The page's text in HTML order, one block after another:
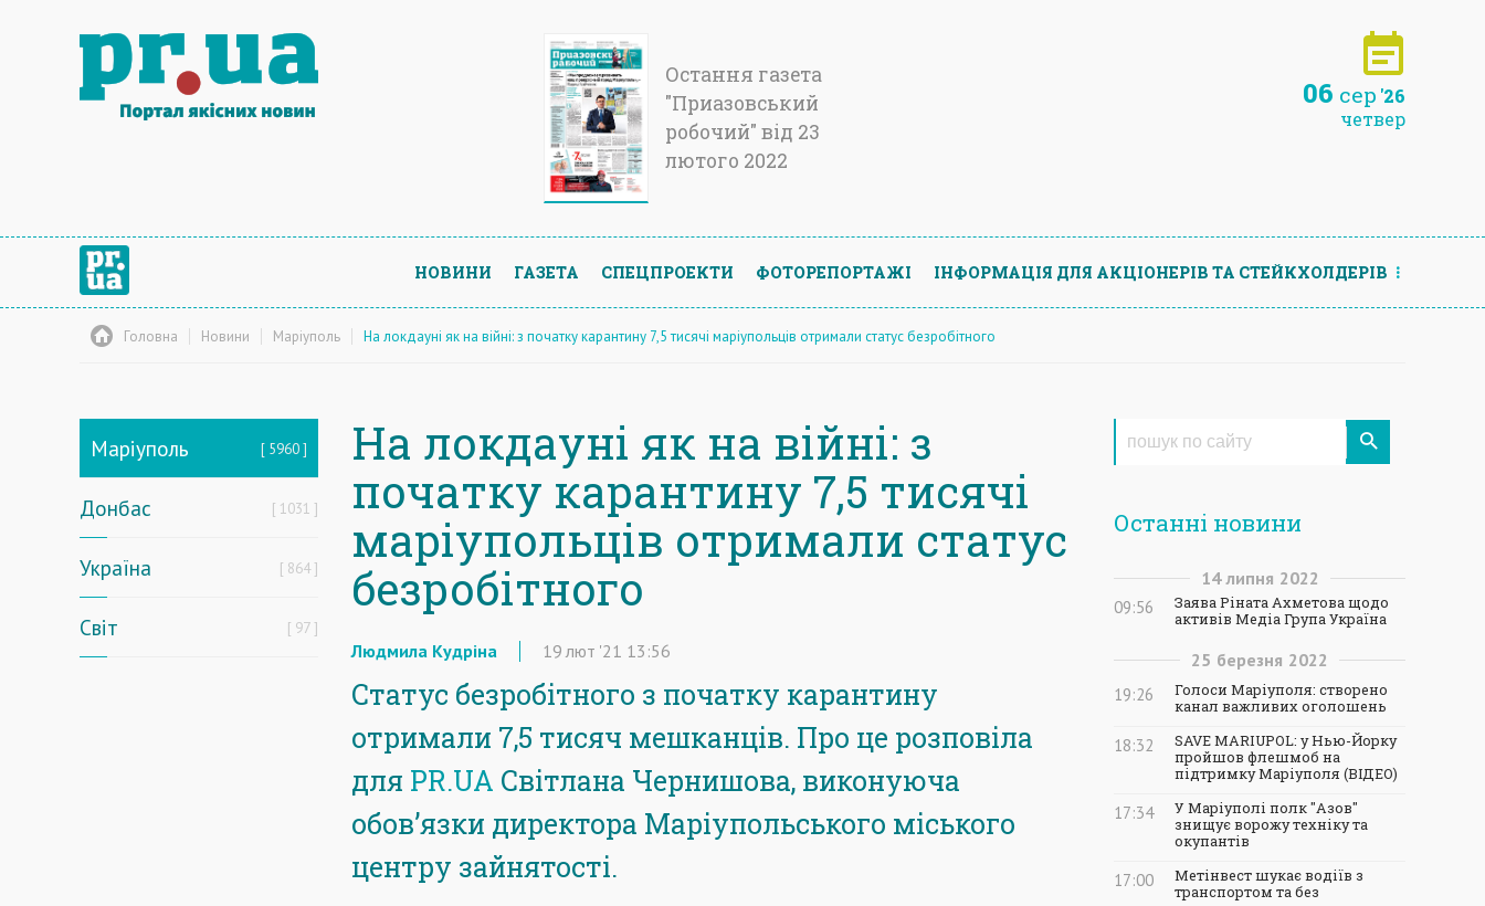
Остання газета
"Приазовський
робочий" від 23
лютого 2022
06 сер '26
четвер
НОВИНИ ГАЗЕТА СПЕЦПРОЕКТИ ФОТОРЕПОРТАЖІ ІНФОРМАЦIЯ ДЛЯ АКЦIОНЕРIВ ТА СТЕЙКХОЛДЕРIВ
Головна Новини Маріуполь На локдауні як на війні: з початку карантину 7,5 тисячі маріупольців отримали статус безробітного
Маріуполь 5960
Донбас 1031
Україна 864
Світ 97
На локдауні як на війні: з
початку карантину 7,5 тисячі
маріупольців отримали статус
безробітного
Людмила Кудріна 19 лют '21 13:56
Статус безробітного з початку карантину
отримали 7,5 тисяч мешканців. Про це розповіла
для PR.UA Світлана Чернишова, виконуюча
обов’язки директора Маріупольського міського
центру зайнятості.
Останні новини
14 липня 2022
09:56
Заява Ріната Ахметова щодо
активів Медіа Група Україна
25 березня 2022
19:26
Голоси Маріуполя: створено
канал важливих оголошень
18:32
SAVE MARIUPOL: у Нью-Йорку
пройшов флешмоб на
підтримку Маріуполя (ВІДЕО)
17:34
У Маріуполі полк "Азов"
знищує ворожу техніку та
окупантів
17:00
Метінвест шукає водіїв з
транспортом та без